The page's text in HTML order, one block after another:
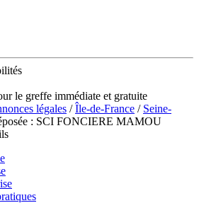
le greffe immédiate et gratuite
légales /Île-de-France / Seine-
: SCI FONCIERE MAMOU